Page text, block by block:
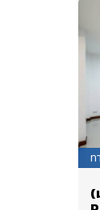
ท
(